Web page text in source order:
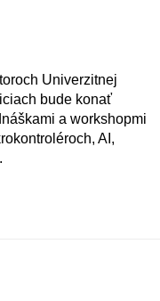
Univerzitnej
bude konať
a workshopmi
AI,